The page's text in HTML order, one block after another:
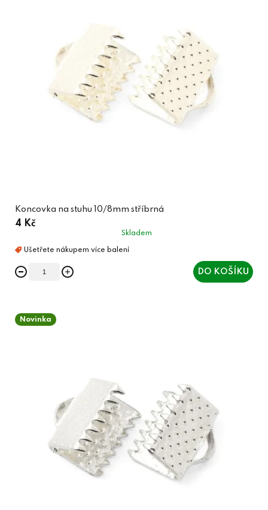
Koncovka na stuhu 10/8mm stříbrná
4 Kč
Skladem
DO KOŠÍKU
Novinka